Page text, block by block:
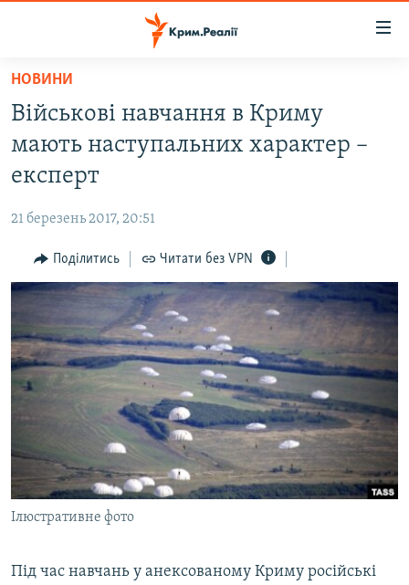
Перейти
основного
матеріалу
до
основної
навігації
Перейти
до
пошуку
БЛОГИ
ПОГЛЯД
ІНТЕРВ'Ю
ВСЕ ЗА ДЕНЬ
СПЕЦПРОЕКТИ
ДЕПОРТАЦІЯ
ВІДЕОУРОКИ «ELIFBE»
СВІДЧЕННЯ ОКУПАЦІЇ
УКРАЇНСЬКА ПРОБЛЕМА КРИМУ
ІНФОГРАФІКА
ЯК ОБІЙТИ БЛОКУВАННЯ
Qırımtatar
ДОЛУЧАЙСЯ!
НОВИНИ
Військові навчання в Криму
мають наступальних характер –
експерт
21 березень 2017, 20:51
Поділитись Читати без VPN
Ілюстративне фото
Під час навчань у анексованому Криму російські